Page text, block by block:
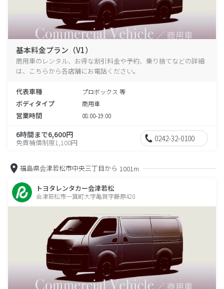
基本料金プラン（V1）
商用車のレンタル、お得な割引料金や予約、乗り捨てなどの詳細
は、こちらから各店舗にお電話ください。
代表車種 プロボックス 等
ボディタイプ 商用車
営業時間 08:00-19:00
6時間まで6,600円
免責補償制度1,100円 0242-32-0100
福島県会津若松市中央三丁目から 1001m
トヨタレンタカー会津若松
会津若松市一箕町大字亀賀字藤原420